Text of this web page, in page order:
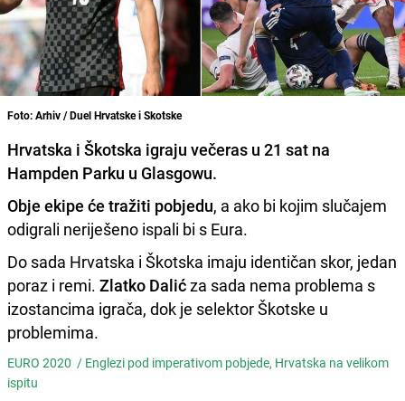
Foto: Arhiv / Duel Hrvatske i Skotske
Hrvatska i Škotska igraju večeras u 21 sat na
Hampden Parku u Glasgowu.
Obje ekipe će tražiti pobjedu, a ako bi kojim slučajem
odigrali neriješeno ispali bi s Eura.
Do sada Hrvatska i Škotska imaju identičan skor, jedan
poraz i remi. Zlatko Dalićza sada nema problema s
izostancima igrača, dok je selektor Škotske u
problemima.
EURO 2020 / Englezi pod imperativom pobjede, Hrvatska na velikom
ispitu